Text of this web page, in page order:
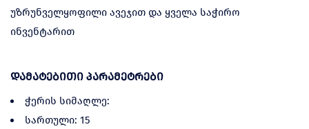
უზრუნველყოფილი ავეჯით და ყველა საჭირო
ინვენტარით
დამატებითი პარამეტრები
ჭერის სიმაღლე:
სართული: 15